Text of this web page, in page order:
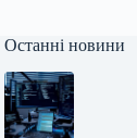
Останні новини